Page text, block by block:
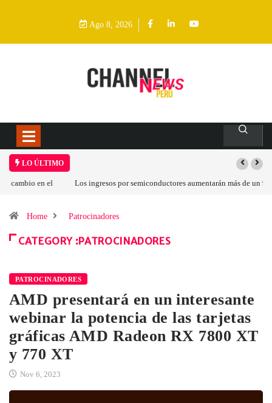
Ago 8, 2026
LO ÚLTIMO
Los ingresos por semiconductores aumentarán más de un 94 % en 2026
Home Patrocinadores
CATEGORY :PATROCINADORES
PATROCINADORES
AMD presentará en un interesante
webinar la potencia de las tarjetas
gráficas AMD Radeon RX 7800 XT
y 770 XT
Nov 6, 2023